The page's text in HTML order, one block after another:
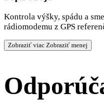
Kontrola výšky, spádu a
rádiomodemu z GPS
Zobraziť viac Zobraziť menej